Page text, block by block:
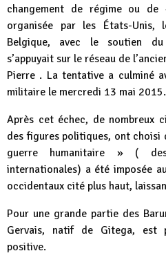
changement de régime ou
organisée par les États-
Belgique, avec le soutien du
s’appuyait sur le réseau de
Pierre . La tentative a culminé
militaire le mercredi 13 mai 2015.
Après cet échec, de nombreux
des figures politiques, ont choisi
guerre humanitaire » (
internationales) a été imposée
occidentaux cité plus haut,
Pour une grande partie des
Gervais, natif de Gitega, est
positive.